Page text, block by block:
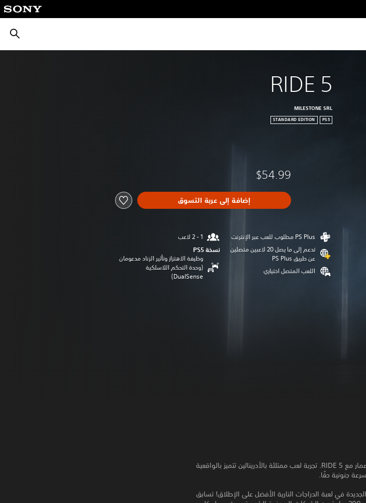
RIDE 5
MILESTONE SRL
PS5
STANDARD EDITION
$54.99
إضافة إلى عربة التسوق
تدعم إلى ما يصل 20 لاعبين متصلين
عن طريق PS Plus‏
اللعب المتصل اختياري
نسخة PS5‏
وظيفة الاهتزاز وتأثير الزناد مدعومان
(وحدة التحكم اللاسلكية
DualSense‏)
زد سرعة محركك واستعد للانطلاق إلى المضمار مع RIDE 5. تجربة لعب ممتلئة بالأدرينالين تتميز بالواقعية
جنونية حقًا.
في لعبة الدراجات النارية الأفضل على الإطلاق! تسابق